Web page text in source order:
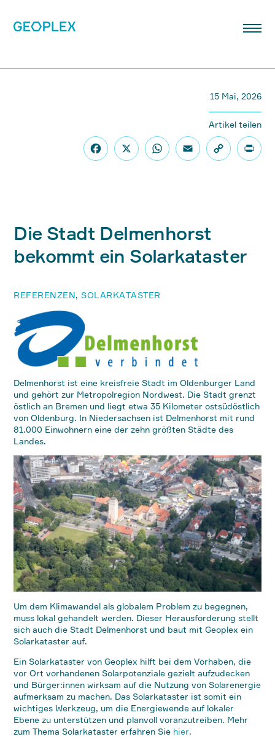
REFERENZEN,SOLARKATASTER
Die Stadt Delmenhorst
bekommt ein Solarkataster
Delmenhorst ist eine kreisfreie Stadt im Oldenburger Land
und gehört zur Metropolregion Nordwest. Die Stadt grenzt
östlich an Bremen und liegt etwa 35 Kilometer ostsüdöstlich
von Oldenburg. In Niedersachsen ist Delmenhorst mit rund
81.000 Einwohnern eine der zehn größten Städte des
Landes.
Um dem Klimawandel als globalem Problem zu begegnen,
muss lokal gehandelt werden. Dieser Herausforderung stellt
sich auch die Stadt Delmenhorst und baut mit Geoplex ein
Solarkataster auf.
Ein Solarkataster von Geoplex hilft bei dem Vorhaben, die
vor Ort vorhandenen Solarpotenziale gezielt aufzudecken
und Bürger:innen wirksam auf die Nutzung von Solarenergie
aufmerksam zu machen. Das Solarkataster ist somit ein
wichtiges Werkzeug, um die Energiewende auf lokaler
Ebene zu unterstützen und planvoll voranzutreiben. Mehr
zum Thema Solarkataster erfahren Sie hier.
15 Mai, 2026
Artikel teilen